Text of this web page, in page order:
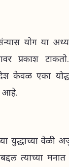
संन्यास योग या
प्रकाश
केवळ एका
आहे.
युद्धाच्या वेळी
त्याच्या